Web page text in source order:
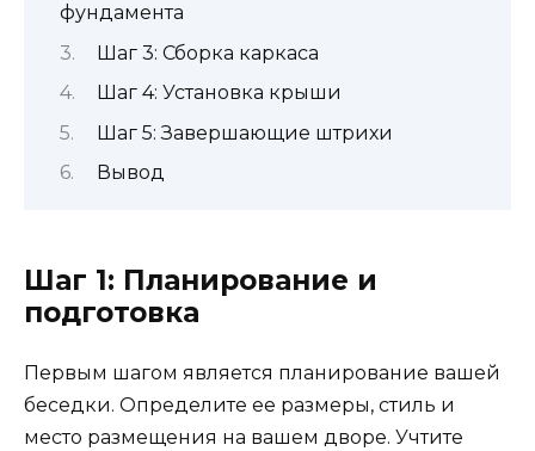
фундамента
Шаг 3: Сборка каркаса
Шаг 4: Установка крыши
Шаг 5: Завершающие штрихи
Вывод
Шаг 1: Планирование и
подготовка
Первым шагом является планирование вашей
беседки. Определите ее размеры, стиль и
место размещения на вашем дворе. Учтите